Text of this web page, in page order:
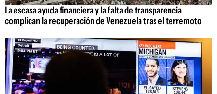
La escasa ayuda financiera y la falta de transparencia
complican la recuperación de Venezuela tras el terremoto